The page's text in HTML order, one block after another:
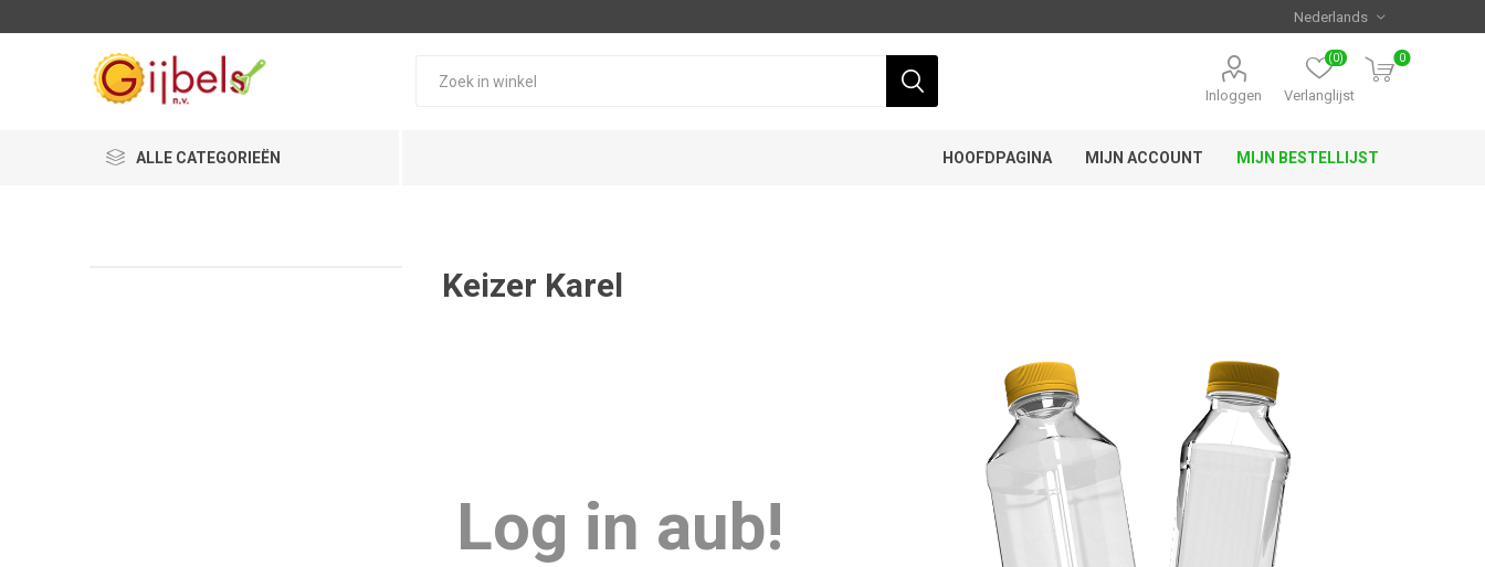
Inloggen Verlanglijst
(0) 0
ALLE CATEGORIEËN HOOFDPAGINA MIJN ACCOUNT MIJN BESTELLIJST
Keizer Karel
Log in aub!